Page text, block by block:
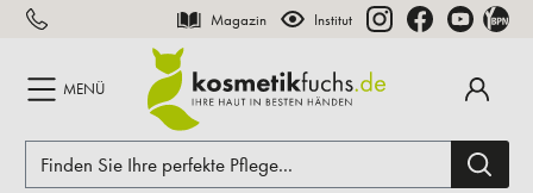
springen Magazin Institut
MENÜ